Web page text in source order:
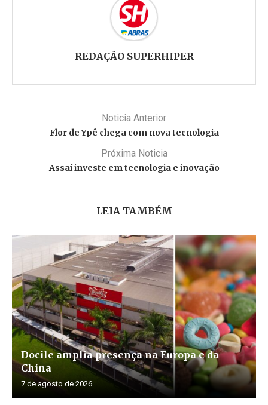
REDAÇÃO SUPERHIPER
Noticia Anterior
Flor de Ypê chega com nova tecnologia
Próxima Noticia
Assaí investe em tecnologia e inovação
LEIA TAMBÉM
Docile amplia presença na Europa e da
China
7 de agosto de 2026